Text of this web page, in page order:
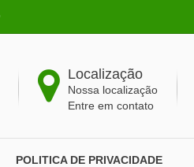
Localização
Nossa localização
Entre em contato
POLITICA DE PRIVACIDADE